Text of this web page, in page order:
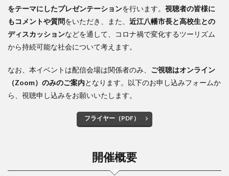
をテーマにしたプレゼンテーションを行います。 視聴者の皆様に
もコメントや質問をいただき、また、 近江八幡市長と高校生との
ディスカッションなどを通して、コロナ禍で変化するツーリズム
から持続可能な社会について考えます。
なお、本イベントは配信会場は関係者のみ、 ご視聴はオンライン
（Zoom）のみのご案内となります。以下のお申し込みフォームか
ら、視聴申し込みをお願いいたします。
フライヤー（PDF）
開催概要